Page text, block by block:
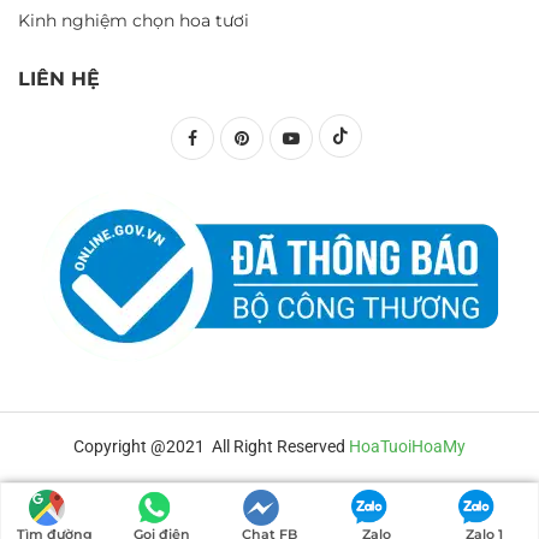
Kinh nghiệm chọn hoa tươi
LIÊN HỆ
Copyright @2021 All Right Reserved HoaTuoiHoaMy
Tìm đường Gọi điện Chat FB Zalo Zalo 1